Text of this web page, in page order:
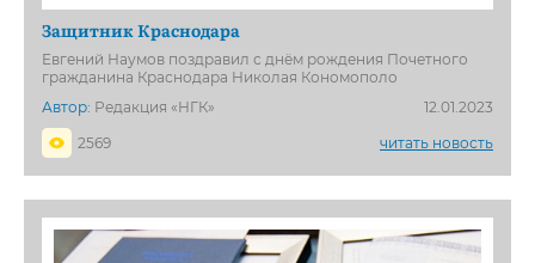
Защитник Краснодара
Евгений Наумов поздравил с днём рождения Почетного
гражданина Краснодара Николая Кономополо
Автор: Редакция «НГК»
12.01.2023
2569
читать новость